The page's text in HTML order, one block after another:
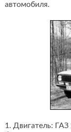
автомобиля.
1. Двигатель: